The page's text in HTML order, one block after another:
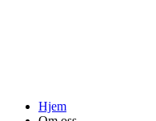
Hjem